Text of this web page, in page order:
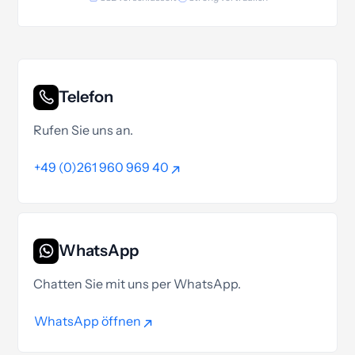
Telefon
Rufen Sie uns an.
+49 (0)261 960 969 40
WhatsApp
Chatten Sie mit uns per WhatsApp.
WhatsApp öffnen